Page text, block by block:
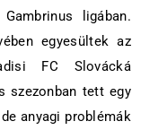
ligában.
egyesültek az
FC Slovácká
szezonban tett egy
anyagi problémák